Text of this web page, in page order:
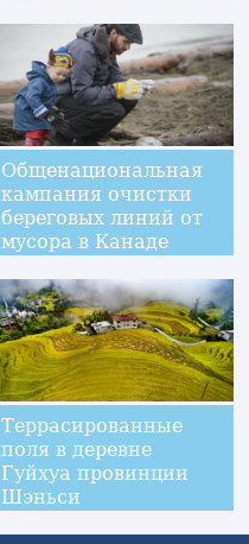
Общенациональная
кампания очистки
береговых линий от
мусора в Канаде
Террасированные
поля в деревне
Гуйхуа провинции
Шэньси